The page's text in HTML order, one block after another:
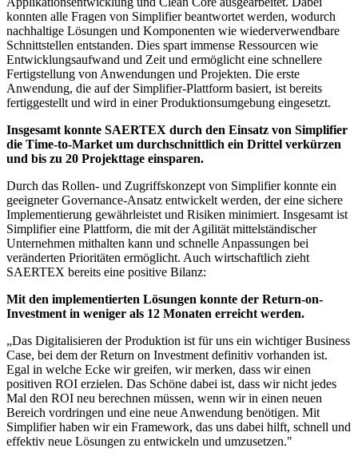
konnten alle Fragen von Simplifier beantwortet werden, wodurch
nachhaltige Lösungen und Komponenten wie wiederverwendbare
Schnittstellen entstanden. Dies spart immense Ressourcen wie
Entwicklungsaufwand und Zeit und ermöglicht eine schnellere
Fertigstellung von Anwendungen und Projekten. Die erste
Anwendung, die auf der Simplifier-Plattform basiert, ist bereits
fertiggestellt und wird in einer Produktionsumgebung eingesetzt.
Insgesamt konnte SAERTEX durch den Einsatz von Simplifier
die Time-to-Market um durchschnittlich ein Drittel verkürzen
und bis zu 20 Projekttage einsparen.
Durch das Rollen- und Zugriffskonzept von Simplifier konnte ein
geeigneter Governance-Ansatz entwickelt werden, der eine sichere
Implementierung gewährleistet und Risiken minimiert. Insgesamt ist
Simplifier eine Plattform, die mit der Agilität mittelständischer
Unternehmen mithalten kann und schnelle Anpassungen bei
veränderten Prioritäten ermöglicht. Auch wirtschaftlich zieht
SAERTEX bereits eine positive Bilanz:
Mit den implementierten Lösungen konnte der Return-on-
Investment in weniger als 12 Monaten erreicht werden.
„Das Digitalisieren der Produktion ist für uns ein wichtiger Business
Case, bei dem der Return on Investment definitiv vorhanden ist.
Egal in welche Ecke wir greifen, wir merken, dass wir einen
positiven ROI erzielen. Das Schöne dabei ist, dass wir nicht jedes
Mal den ROI neu berechnen müssen, wenn wir in einen neuen
Bereich vordringen und eine neue Anwendung benötigen. Mit
Simplifier haben wir ein Framework, das uns dabei hilft, schnell und
effektiv neue Lösungen zu entwickeln und umzusetzen."